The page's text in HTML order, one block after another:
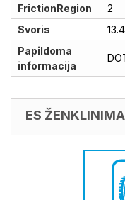
FrictionRegion
2
Svoris
Papildoma
informacija
ES